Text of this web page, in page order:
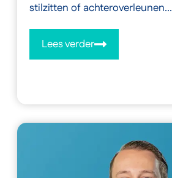
stilzitten of achteroverleunen...
Lees verder